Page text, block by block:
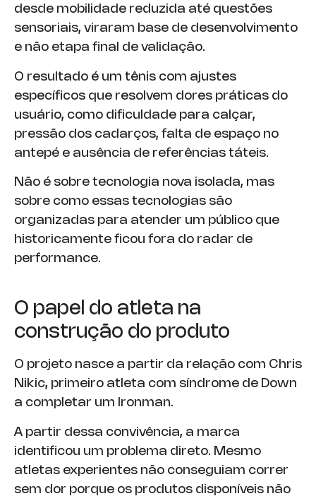
desde mobilidade reduzida até questões
sensoriais, viraram base de desenvolvimento
e não etapa final de validação.
O resultado é um tênis com ajustes
específicos que resolvem dores práticas do
usuário, como dificuldade para calçar,
pressão dos cadarços, falta de espaço no
antepé e ausência de referências táteis.
Não é sobre tecnologia nova isolada, mas
sobre como essas tecnologias são
organizadas para atender um público que
historicamente ficou fora do radar de
performance.
O papel do atleta na
construção do produto
O projeto nasce a partir da relação com Chris
Nikic, primeiro atleta com síndrome de Down
a completar um Ironman.
A partir dessa convivência, a marca
identificou um problema direto. Mesmo
atletas experientes não conseguiam correr
sem dor porque os produtos disponíveis não